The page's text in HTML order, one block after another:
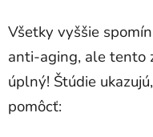
Všetky vyššie
anti-aging, ale tento
úplný! Štúdie
pomôcť: